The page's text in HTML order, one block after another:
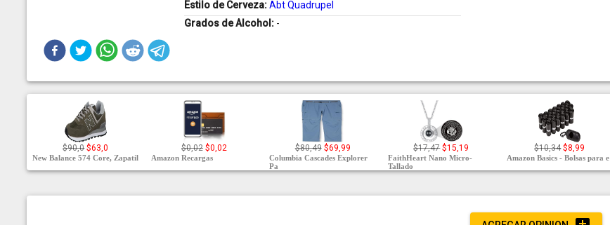
Estilo de Cerveza:Abt Quadrupel
Grados de Alcohol: -
$90,0 $63,0
New Balance 574 Core, Zapatil
$0,02 $0,02
Amazon Recargas
$80,49 $69,99
Columbia Cascades Explorer
Pa
$17,47 $15,19
FaithHeart Nano Micro-
Tallado
$10,34 $8,99
Amazon Basics - Bolsas para e